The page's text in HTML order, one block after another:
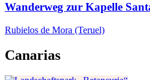
Wanderweg zur Kapelle
Rubielos de Mora (Teruel)
Canarias